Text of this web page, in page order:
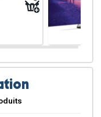
Salon